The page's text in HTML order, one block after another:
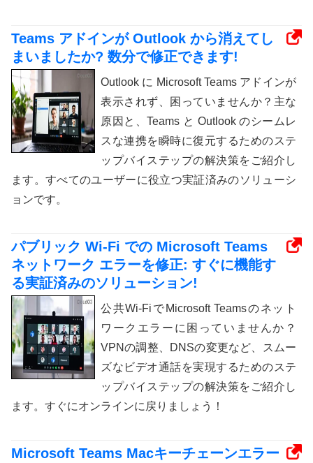
Teams アドインが Outlook から消えてし
まいましたか? 数分で修正できます!
Outlook に Microsoft Teams アドインが
表示されず、困っていませんか？主な
原因と、Teams と Outlook のシームレ
スな連携を瞬時に復元するためのステ
ップバイステップの解決策をご紹介し
ます。すべてのユーザーに役立つ実証済みのソリューシ
ョンです。
パブリック Wi-Fi での Microsoft Teams
ネットワーク エラーを修正: すぐに機能す
る実証済みのソリューション!
公共Wi-FiでMicrosoft Teamsのネット
ワークエラーに困っていませんか？
VPNの調整、DNSの変更など、スムー
ズなビデオ通話を実現するためのステ
ップバイステップの解決策をご紹介し
ます。すぐにオンラインに戻りましょう！
Microsoft Teams Macキーチェーンエラー